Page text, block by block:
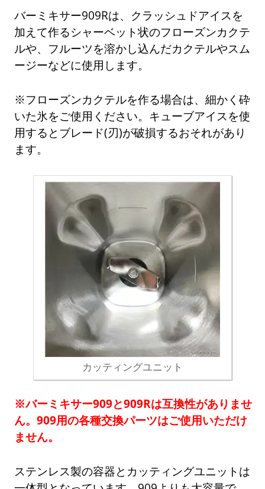
バーミキサー909Rは、クラッシュドアイスを
加えて作るシャーベット状のフローズンカクテ
ルや、フルーツを溶かし込んだカクテルやスム
ージーなどに使用します。
※フローズンカクテルを作る場合は、細かく砕
いた氷をご使用ください。キューブアイスを使
用するとブレード(刃)が破損するおそれがあり
ます。
カッティングユニット
※バーミキサー909と909Rは互換性がありませ
ん。909用の各種交換パーツはご使用いただけ
ません。
ステンレス製の容器とカッティングユニットは